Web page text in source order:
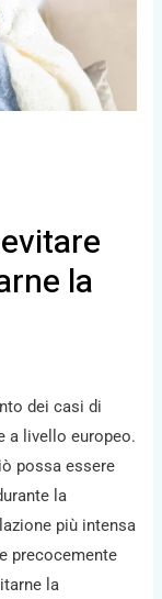
la
dei casi di
a livello europeo.
possa essere
la
più intensa
precocemente
la